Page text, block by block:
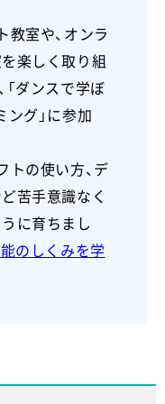
教室や、オンラ
楽しく取り組
ダンスで学ぼ
ング」に参加
トの使い方、デ
苦手意識なく
に育ちまし
能のしくみを学